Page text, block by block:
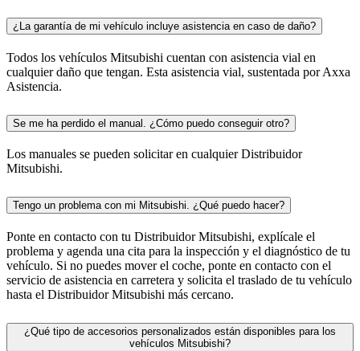
¿La garantía de mi vehículo incluye asistencia en caso de daño?
Todos los vehículos Mitsubishi cuentan con asistencia vial en
cualquier daño que tengan. Esta asistencia vial, sustentada por Axxa
Asistencia.
Se me ha perdido el manual. ¿Cómo puedo conseguir otro?
Los manuales se pueden solicitar en cualquier Distribuidor
Mitsubishi.
Tengo un problema con mi Mitsubishi. ¿Qué puedo hacer?
Ponte en contacto con tu Distribuidor Mitsubishi, explícale el
problema y agenda una cita para la inspección y el diagnóstico de tu
vehículo. Si no puedes mover el coche, ponte en contacto con el
servicio de asistencia en carretera y solicita el traslado de tu vehículo
hasta el Distribuidor Mitsubishi más cercano.
¿Qué tipo de accesorios personalizados están disponibles para los
vehículos Mitsubishi?